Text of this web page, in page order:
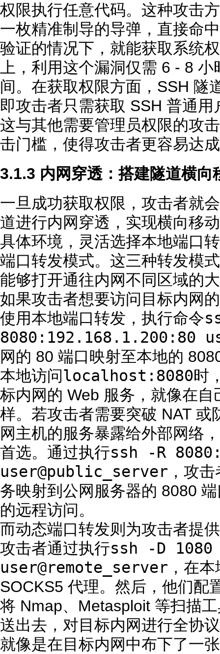
权限执行任意代码。这种攻击
一枚精准制导的导弹，直接命
验证的情况下，就能获取系统
上，利用这个漏洞仅需 6 - 8
间。在获取权限方面，SSH 隧
即攻击者只需获取 SSH 普通
这与其他需要管理员权限的攻
击门槛，使得攻击者更容易达
3.1.3 内网穿透：搭建隧道横向
一旦成功获取权限，攻击者就
道进行内网穿透，实现横向移
具体环境，灵活选择本地端口
端口转发模式。这三种转发模
能够打开通往内网不同区域的
如果攻击者想要访问目标内网
使用本地端口转发，执行命令
8080:192.168.1.200:80
网的 80 端口映射至本地的
本地访问localhost:8080时
标内网的 Web 服务，就像在
样。若攻击者需要突破 NAT 或
网主机的服务暴露给外部网络
首选。通过执行ssh -R
user@public_server ，攻
务映射到公网服务器的 8080
的远程访问。
而动态端口转发则为攻击者提
攻击者通过执行ssh -D 1080
user@remote_server ，在
SOCKS5 代理。然后，他们配
将 Nmap、Metasploit 等扫描
送出去，对目标内网进行全协
就像是在目标内网中布下了一